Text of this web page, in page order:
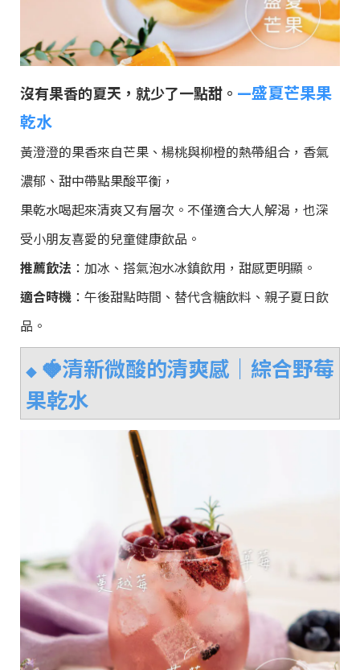
沒有果香的夏天，就少了一點甜。 —盛夏芒果果
乾水
黃澄澄的果香來自芒果、楊桃與柳橙的熱帶組合，香氣
濃郁、甜中帶點果酸平衡，
果乾水喝起來清爽又有層次。不僅適合大人解渴，也深
受小朋友喜愛的兒童健康飲品。
推薦飲法 ：加冰、搭氣泡水冰鎮飲用，甜感更明顯。
適合時機 ：午後甜點時間、替代含糖飲料、親子夏日飲
品。
◆🍓清新微酸的清爽感｜ 綜合野莓
果乾水